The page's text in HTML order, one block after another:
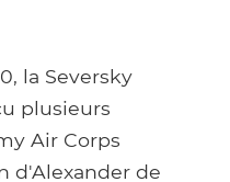
la Seversky
plusieurs
Air Corps
d'Alexander de